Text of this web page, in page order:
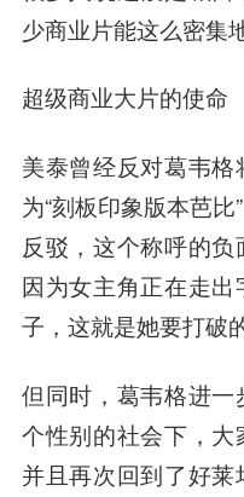
少商业片能这么密集
超级商业大片的使命
美泰曾经反对葛韦
为“刻板印象版本芭
反驳，这个称呼的负
因为女主角正在走
子，这就是她要打破
但同时，葛韦格进
个性别的社会下，大
并且再次回到了好